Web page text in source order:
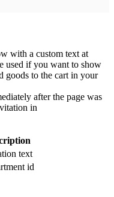
with a custom text at
used if you want to show
goods to the cart in your
after the page was
in
text
id